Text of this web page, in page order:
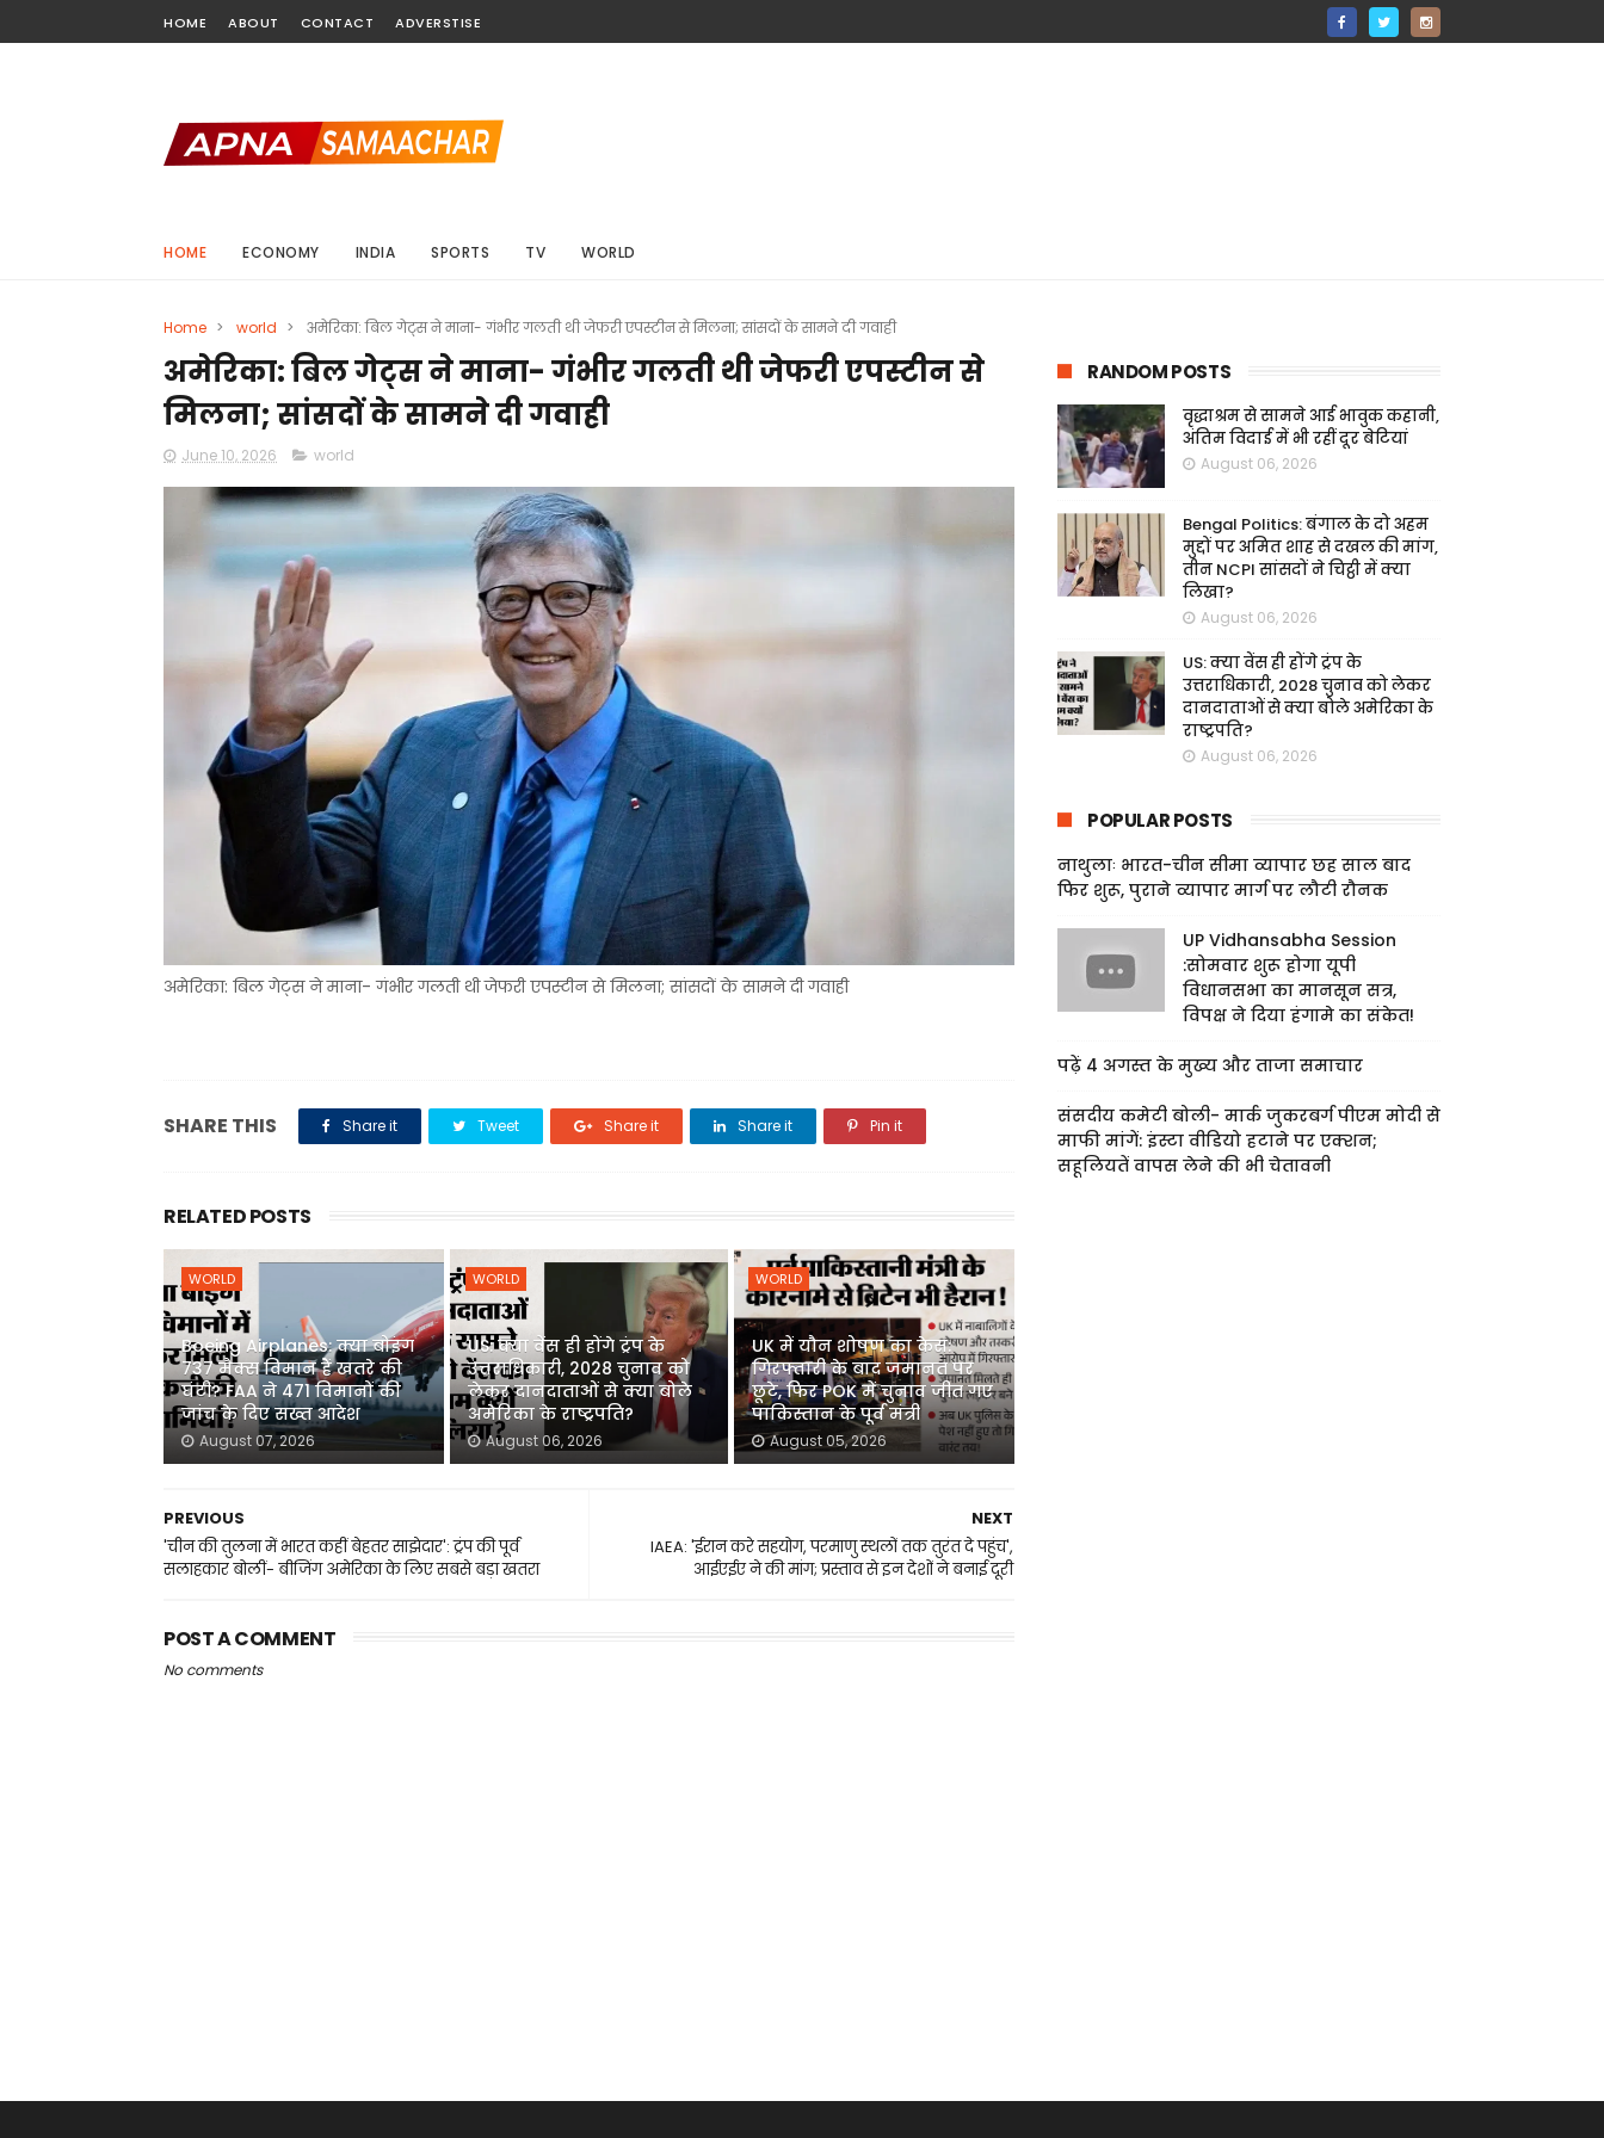
HOME ABOUT CONTACT ADVERSTISE
HOME ECONOMY INDIA SPORTS TV WORLD
Home > world > अमेरिका: बिल गेट्स ने माना- गंभीर गलती थी जेफरी एपस्टीन से मिलना; सांसदों के सामने दी गवाही
अमेरिका: बिल गेट्स ने माना- गंभीर गलती थी जेफरी एपस्टीन से
मिलना; सांसदों के सामने दी गवाही
June 10, 2026 world
अमेरिका: बिल गेट्स ने माना- गंभीर गलती थी जेफरी एपस्टीन से मिलना; सांसदों के सामने दी गवाही
SHARE THIS Share it Tweet Share it Share it Pin it
RELATED POSTS
WORLD
Boeing Airplanes: क्या बोइंग
737 मैक्स विमान हैं खतरे की
घंटी? FAA ने 471 विमानों की
जांच के दिए सख्त आदेश
August 07, 2026
WORLD
US: क्या वेंस ही होंगे ट्रंप के
उत्तराधिकारी, 2028 चुनाव को
लेकर दानदाताओं से क्या बोले
अमेरिका के राष्ट्रपति?
August 06, 2026
WORLD
UK में यौन शोषण का केस:
गिरफ्तारी के बाद जमानत पर
छूटे, फिर POK में चुनाव जीत गए
पाकिस्तान के पूर्व मंत्री
August 05, 2026
NEXT
IAEA: 'ईरान करे सहयोग, परमाणु स्थलों तक तुरंत दे पहुंच',
आईएईए ने की मांग; प्रस्ताव से इन देशों ने बनाई दूरी
PREVIOUS
'चीन की तुलना में भारत कहीं बेहतर साझेदार': ट्रंप की पूर्व
सलाहकार बोलीं- बीजिंग अमेरिका के लिए सबसे बड़ा खतरा
POST A COMMENT
No comments
RANDOM POSTS
वृद्धाश्रम से सामने आई भावुक कहानी,
अंतिम विदाई में भी रहीं दूर बेटियां
August 06, 2026
Bengal Politics: बंगाल के दो अहम
मुद्दों पर अमित शाह से दखल की मांग,
तीन NCPI सांसदों ने चिट्ठी में क्या
लिखा?
August 06, 2026
US: क्या वेंस ही होंगे ट्रंप के
उत्तराधिकारी, 2028 चुनाव को लेकर
दानदाताओं से क्या बोले अमेरिका के
राष्ट्रपति?
August 06, 2026
POPULAR POSTS
नाथुलाः भारत-चीन सीमा व्यापार छह साल बाद
फिर शुरू, पुराने व्यापार मार्ग पर लौटी रौनक
UP Vidhansabha Session
:सोमवार शुरू होगा यूपी
विधानसभा का मानसून सत्र,
विपक्ष ने दिया हंगामे का संकेत!
पढ़ें 4 अगस्त के मुख्य और ताजा समाचार
संसदीय कमेटी बोली- मार्क जुकरबर्ग पीएम मोदी से
माफी मांगें: इंस्टा वीडियो हटाने पर एक्शन;
सहूलियतें वापस लेने की भी चेतावनी